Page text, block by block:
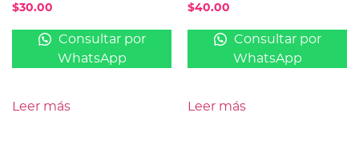
$30.00
Consultar por
WhatsApp
Leer más
$40.00
Consultar por
WhatsApp
Leer más